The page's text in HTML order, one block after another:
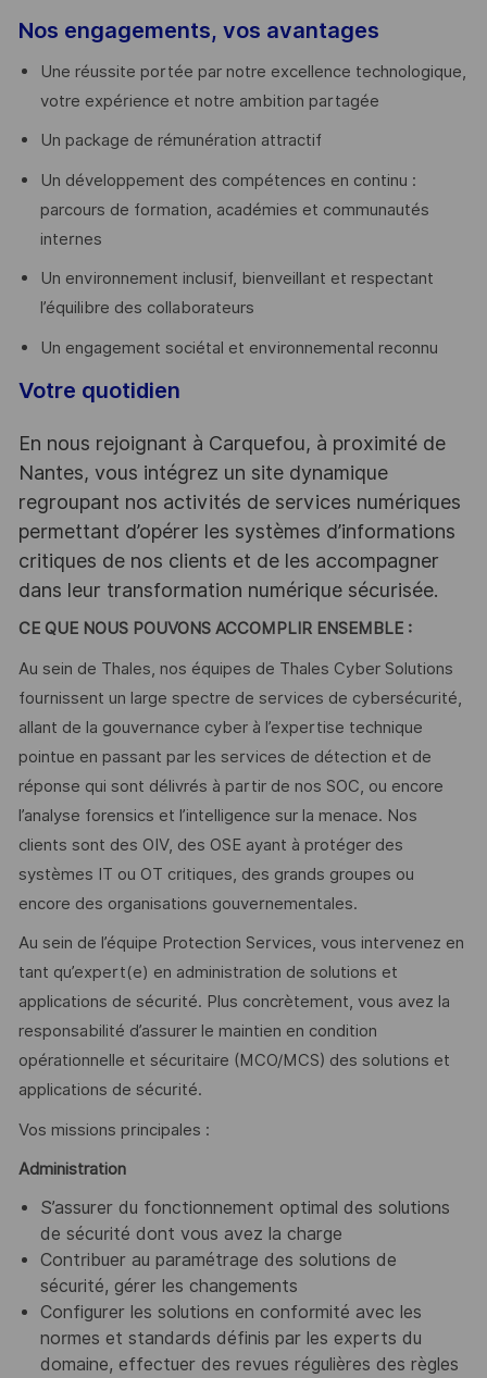
Nos engagements, vos avantages
Une réussite portée par notre excellence technologique,
votre expérience et notre ambition partagée
Un package de rémunération attractif
Un développement des compétences en continu :
parcours de formation, académies et communautés
internes
Un environnement inclusif, bienveillant et respectant
l’équilibre des collaborateurs
Un engagement sociétal et environnemental reconnu
Votre quotidien
En nous rejoignant à Carquefou, à proximité de
Nantes, vous intégrez un site dynamique
regroupant nos activités de services numériques
permettant d’opérer les systèmes d’informations
critiques de nos clients et de les accompagner
dans leur transformation numérique sécurisée.
CE QUE NOUS POUVONS ACCOMPLIR ENSEMBLE :
Au sein de Thales, nos équipes de Thales Cyber Solutions
fournissent un large spectre de services de cybersécurité,
allant de la gouvernance cyber à l’expertise technique
pointue en passant par les services de détection et de
réponse qui sont délivrés à partir de nos SOC, ou encore
l’analyse forensics et l’intelligence sur la menace. Nos
clients sont des OIV, des OSE ayant à protéger des
systèmes IT ou OT critiques, des grands groupes ou
encore des organisations gouvernementales.
Au sein de l’équipe Protection Services, vous intervenez en
tant qu’expert(e) en administration de solutions et
applications de sécurité. Plus concrètement, vous avez la
responsabilité d’assurer le maintien en condition
opérationnelle et sécuritaire (MCO/MCS) des solutions et
applications de sécurité.
Vos missions principales :
Administration
S’assurer du fonctionnement optimal des solutions
de sécurité dont vous avez la charge
Contribuer au paramétrage des solutions de
sécurité, gérer les changements
Configurer les solutions en conformité avec les
normes et standards définis par les experts du
domaine, effectuer des revues régulières des règles